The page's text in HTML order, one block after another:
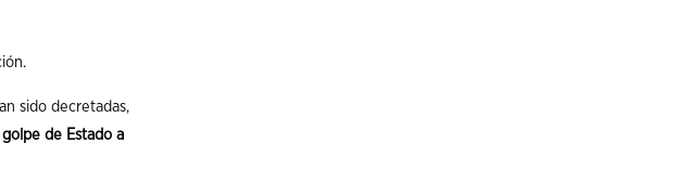
sido decretadas,
de Estado a